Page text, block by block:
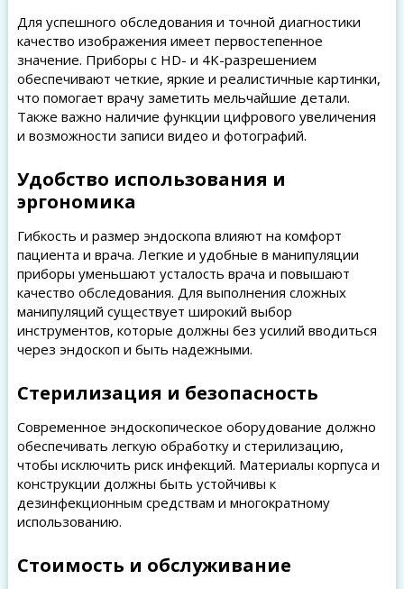
Для успешного обследования и точной диагностики
качество изображения имеет первостепенное
значение. Приборы с HD- и 4K-разрешением
обеспечивают четкие, яркие и реалистичные картинки,
что помогает врачу заметить мельчайшие детали.
Также важно наличие функции цифрового увеличения
и возможности записи видео и фотографий.
Удобство использования и
эргономика
Гибкость и размер эндоскопа влияют на комфорт
пациента и врача. Легкие и удобные в манипуляции
приборы уменьшают усталость врача и повышают
качество обследования. Для выполнения сложных
манипуляций существует широкий выбор
инструментов, которые должны без усилий вводиться
через эндоскоп и быть надежными.
Стерилизация и безопасность
Современное эндоскопическое оборудование должно
обеспечивать легкую обработку и стерилизацию,
чтобы исключить риск инфекций. Материалы корпуса и
конструкции должны быть устойчивы к
дезинфекционным средствам и многократному
использованию.
Стоимость и обслуживание